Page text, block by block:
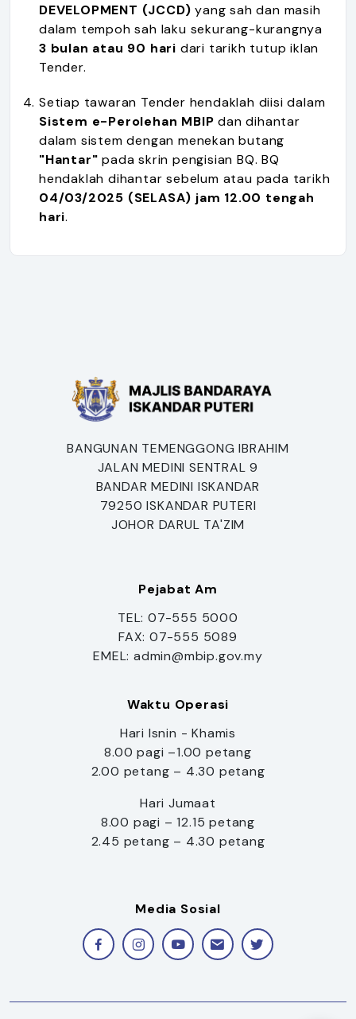
DEVELOPMENT (JCCD)yang sah dan masih
dalam tempoh sah laku sekurang-kurangnya
3 bulan atau 90 hari dari tarikh tutup iklan
Tender.
Setiap tawaran Tender hendaklah diisi dalam
Sistem e-Perolehan MBIP dan dihantar
dalam sistem dengan menekan butang
"Hantar" pada skrin pengisian BQ. BQ
hendaklah dihantar sebelum atau pada tarikh
04/03/2025 (SELASA) jam 12.00 tengah
hari.
BANGUNAN TEMENGGONG IBRAHIM
JALAN MEDINI SENTRAL 9
BANDAR MEDINI ISKANDAR
79250 ISKANDAR PUTERI
JOHOR DARUL TA'ZIM
Pejabat Am
TEL: 07-555 5000
FAX: 07-555 5089
EMEL: admin@mbip.gov.my
Waktu Operasi
Hari Isnin - Khamis
8.00 pagi –1.00 petang
2.00 petang – 4.30 petang
Hari Jumaat
8.00 pagi – 12.15 petang
2.45 petang – 4.30 petang
Media Sosial